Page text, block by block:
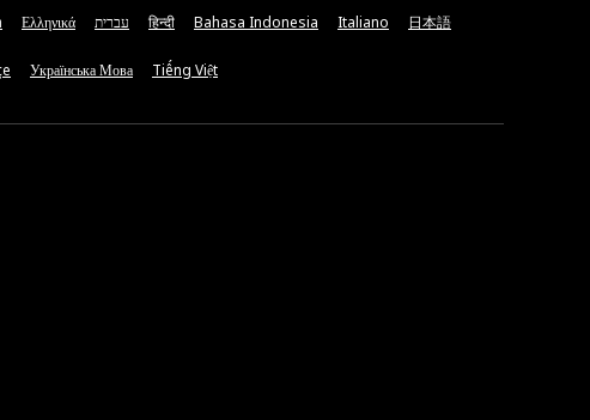
Ελληνικά עברית हिन्दी Bahasa Indonesia Italiano 日本語
Українська Мова Tiếng Việt